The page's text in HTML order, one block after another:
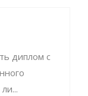
диплом с